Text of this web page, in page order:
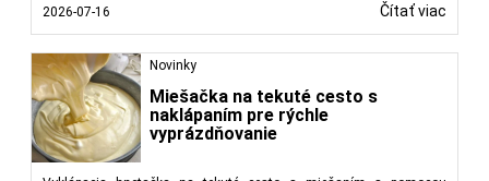
2026-07-16
Čítať viac
Novinky
Miešačka na tekuté cesto s
naklápaním pre rýchle
vyprázdňovanie